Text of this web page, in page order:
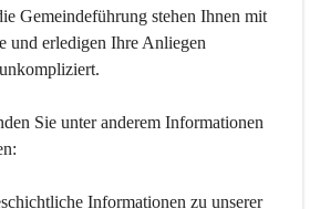
Gemeindeführung stehen Ihnen mit
und erledigen Ihre Anliegen
Sie un­ter an­de­rem Informationen
Informationen zu unserer